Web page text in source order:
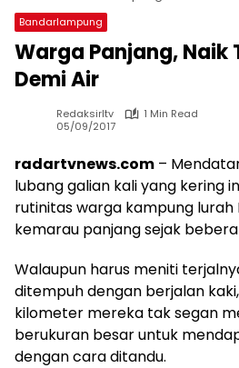
Bandarlampung
Warga Panjang, Naik
Demi Air
Redaksirltv
1 Min Read
05/09/2017
radartvnews.com –
lubang galian kali yang kering
rutinitas warga kampung lurah
kemarau panjang sejak
Walaupun harus meniti
ditempuh dengan berjalan
kilometer mereka tak segan
berukuran besar untuk
dengan cara ditandu.